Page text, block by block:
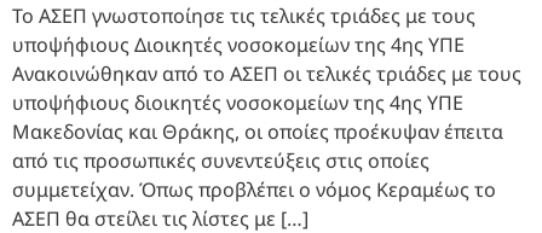
Το ΑΣΕΠ γνωστοποίησε τις τελικές τριάδες με τους
υποψήφιους Διοικητές νοσοκομείων της 4ης ΥΠΕ
Ανακοινώθηκαν από το ΑΣΕΠ οι τελικές τριάδες με τους
υποψήφιους διοικητές νοσοκομείων της 4ης ΥΠΕ
Μακεδονίας και Θράκης, οι οποίες προέκυψαν έπειτα
από τις προσωπικές συνεντεύξεις στις οποίες
συμμετείχαν. Όπως προβλέπει ο νόμος Κεραμέως το
ΑΣΕΠ θα στείλει τις λίστες με […]